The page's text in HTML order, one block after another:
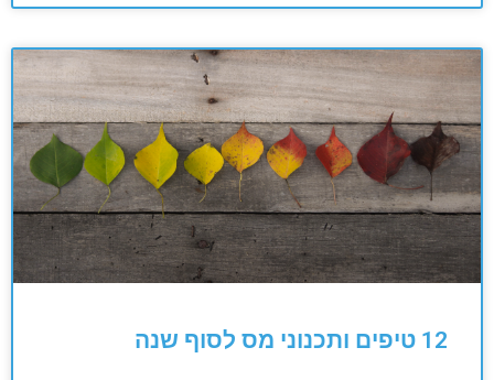
12 טיפים ותכנוני מס לסוף שנה